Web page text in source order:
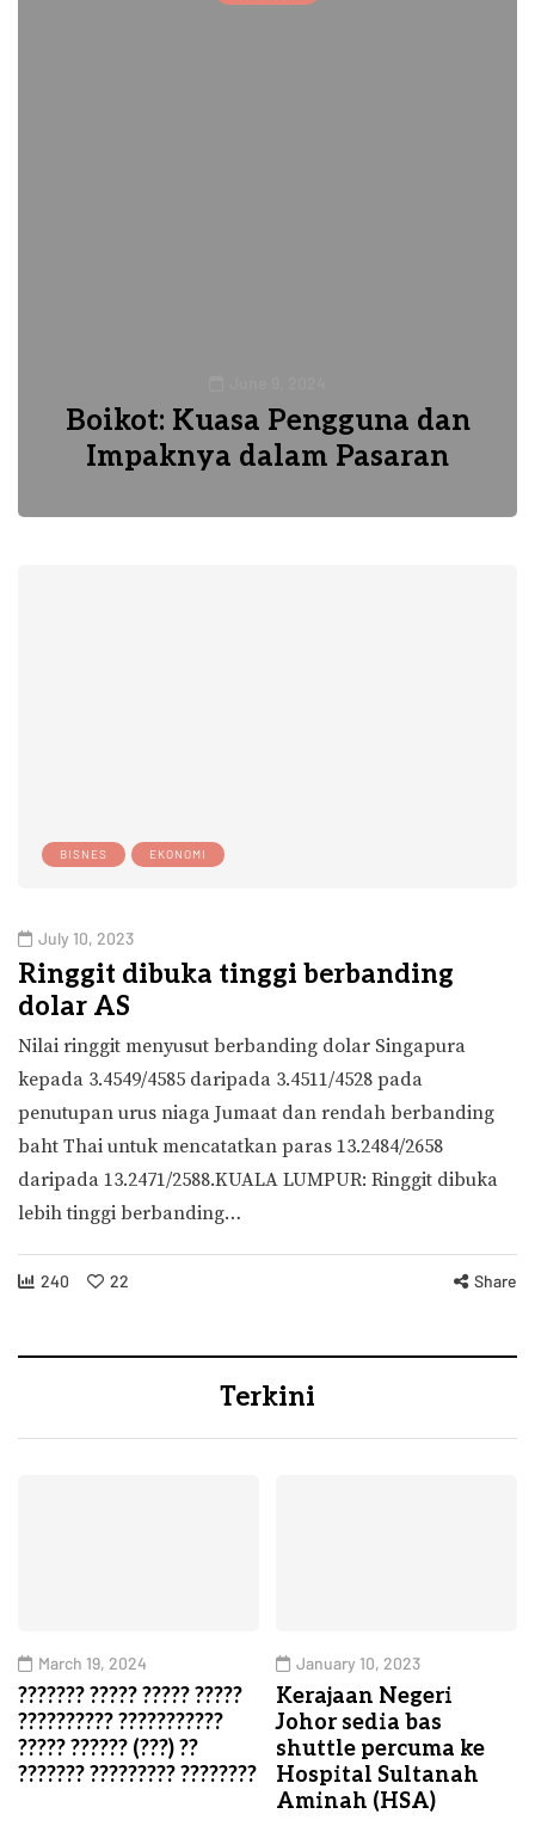
Boikot: Kuasa Pengguna dan
Impaknya dalam Pasaran
BISNES EKONOMI
July 10, 2023
Ringgit dibuka tinggi berbanding
dolar AS
Nilai ringgit menyusut berbanding dolar Singapura
kepada 3.4549/4585 daripada 3.4511/4528 pada
penutupan urus niaga Jumaat dan rendah berbanding
baht Thai untuk mencatatkan paras 13.2484/2658
daripada 13.2471/2588.KUALA LUMPUR: Ringgit dibuka
lebih tinggi berbanding…
240 22 Share
Terkini
March 19, 2024
??????? ????? ????? ?????
?????????? ???????????
????? ?????? (???) ??
??????? ????????? ????????
January 10, 2023
Kerajaan Negeri
Johor sedia bas
shuttle percuma ke
Hospital Sultanah
Aminah (HSA)